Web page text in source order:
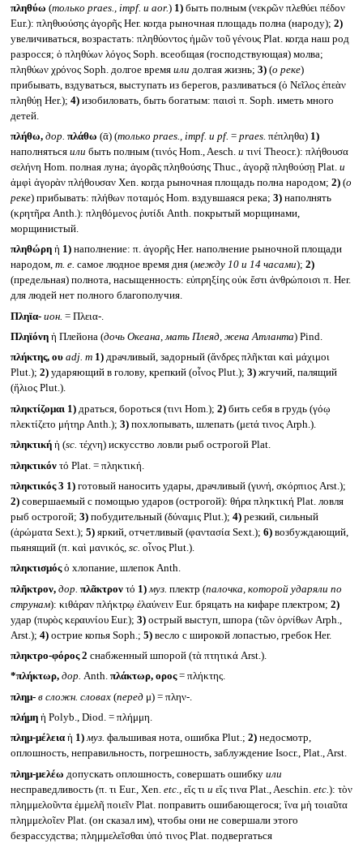
πληθύω (только praes., impf. и aor.) 1)быть полным (νεκρῶν πλεθύει πέδον
Eur.): πληθυούσης ἀγορῆς Her. когда рыночная площадь полна (народу); 2)
увеличиваться, возрастать: πληθύοντος ἡμῶν τοῦ γένους Plat. когда наш род
разросся; ὁ πληθύων λόγος Soph. всеобщая (господствующая) молва;
πληθύων χρόνος Soph. долгое время или долгая жизнь; 3)(о реке)
прибывать, вздуваться, выступать из берегов, разливаться (ὁ Νεῖλος ἐπεὰν
πληθύῃ Her.); 4)изобиловать, быть богатым: παισὶ π. Soph. иметь много
детей.
πλήθω, дор. πλάθω (ᾱ) (только praes., impf. и pf. = praes. πέπληθα) 1)
наполняться или быть полным (τινός Hom., Aesch. и τινί Theocr.): πλήθουσα
σελήνη Hom. полная луна; ἀγορᾶς πληθούσης Thuc., ἀγορᾷ πληθούσῃ Plat. и
ἀμφὶ ἀγορὰν πλήθουσαν Xen. когда рыночная площадь полна народом; 2)(о
реке) прибывать: πλήθων ποταμός Hom. вздувшаяся река; 3)наполнять
(κρητῆρα Anth.): πληθόμενος ῥυτίδι Anth. покрытый морщинами,
морщинистый.
πληθώρη ἡ 1)наполнение: π. ἀγορῆς Her. наполнение рыночной площади
народом, т. е. самое людное время дня (между 10 и 14 часами); 2)
(предельная) полнота, насыщенность: εὐπρηξίης οὐκ ἔστι ἀνθρώποισι π. Her.
для людей нет полного благополучия.
Πληϊα- ион. = Πλεια-.
Πληϊόνη ἡ Плейона (дочь Океана, мать Плеяд, жена Атланта) Pind.
πλήκτης, ου adj. m 1)драчливый, задорный (ἄνδρες πλῆκται καὶ μάχιμοι
Plut.); 2)ударяющий в голову, крепкий (οἶνος Plut.); 3)жгучий, палящий
(ἥλιος Plut.).
πληκτίζομαι 1)драться, бороться (τινι Hom.); 2)бить себя в грудь (γόῳ
πλεκτίζετο μήτηρ Anth.); 3)похлопывать, шлепать (μετά τινος Arph.).
πληκτική ἡ (sc. τέχνη) искусство ловли рыб острогой Plat.
πληκτικόν τό Plat. = πληκτική.
πληκτικός 3 1)готовый наносить удары, драчливый (γυνή, σκόρπιος Arst.);
2)совершаемый с помощью ударов (острогой): θήρα πληκτική Plat. ловля
рыб острогой; 3)побудительный (δύναμις Plut.); 4)резкий, сильный
(ἀρώματα Sext.); 5)яркий, отчетливый (φαντασία Sext.); 6)возбуждающий,
пьянящий (π. καὶ μανικός, sc. οἶνος Plut.).
πληκτισμόςὁ хлопание, шлепок Anth.
πλῆκτρον, дор. πλᾶκτρον τό 1) муз. плектр (палочка, которой ударяли по
струнам): κιθάραν πλήκτρῳ ἐλαύνειν Eur. бряцать на кифаре плектром; 2)
удар (πυρὸς κεραυνίου Eur.); 3)острый выступ, шпора (τῶν ὀρνίθων Arph.,
Arst.); 4)острие копья Soph.; 5)весло с широкой лопастью, гребок Her.
πληκτρο-φόρος 2 снабженный шпорой (τὰ πτητικά Arst.).
*πλήκτωρ, дор. Anth. πλάκτωρ, ορος= πλήκτης.
πλημ- в сложн. словах(перед μ) = πλην-.
πλήμη ἡ Polyb., Diod. = πλήμμη.
πλημ-μέλεια ἡ 1) муз. фальшивая нота, ошибка Plut.; 2)недосмотр,
оплошность, неправильность, погрешность, заблуждение Isocr., Plat., Arst.
πλημ-μελέω допускать оплошность, совершать ошибку или
несправедливость (π. τι Eur., Xen. etc., εἴς τι и εἴς τινα Plat., Aeschin. etc. ): τὸν
πλημμελοῦντα ἐμμελῆ ποιεῖν Plat. поправить ошибающегося; ἵνα μὴ τοιαῦτα
πλημμελοῖεν Plat. (он сказал им), чтобы они не совершали этого
безрассудства; πλημμελεῖσθαι ὑπό τινος Plat. подвергаться